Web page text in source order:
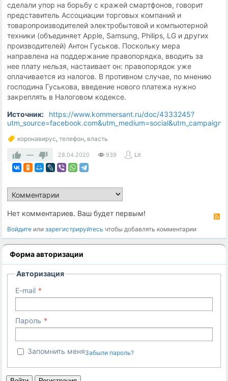
сделали упор на борьбу с кражей смартфонов, говорит
представитель Ассоциации торговых компаний и
товаропроизводителей электробытовой и компьютерной
техники (объединяет Apple, Samsung, Philips, LG и других
производителей) Антон Гуськов. Поскольку мера
направлена на поддержание правопорядка, вводить за
нее плату нельзя, настаивает он: правопорядок уже
оплачивается из налогов. В противном случае, по мнению
господина Гуськова, введение нового платежа нужно
закреплять в Налоговом кодексе.
Источник:
https://www.kommersant.ru/doc/4333245?
коронавирус,телефон, власть
— 28.04.2020 939 Lit
Нет комментариев. Ваш будет первым!
Войдите илизарегистрируйтесь чтобы добавлять комментарии
Форма авторизации
Авторизация
E-mail
Пароль
Запомнить меняЗабыли пароль?